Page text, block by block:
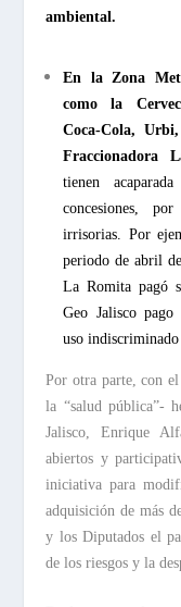
ambiental.
En la Zona
como la
Coca-Cola,
Fraccionadora
tienen
concesiones,
irrisorias. Por
periodo de abril
La Romita pagó
Geo Jalisco
uso indiscriminado
Por otra parte, con
la “salud pública”-
Jalisco, Enrique
abiertos y
iniciativa para
adquisición de más
y los Diputados el
de los riesgos y la